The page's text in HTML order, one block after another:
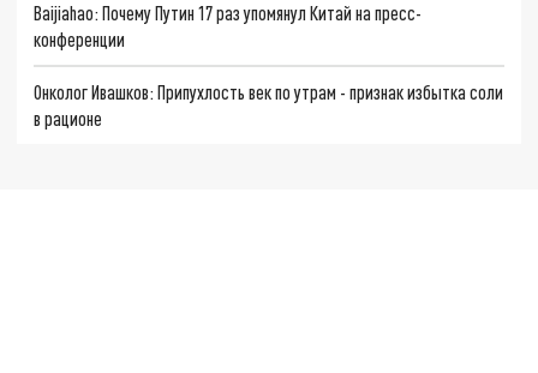
Baijiahao: Почему Путин 17 раз упомянул Китай на пресс-
конференции
Онколог Ивашков: Припухлость век по утрам - признак избытка соли
в рационе